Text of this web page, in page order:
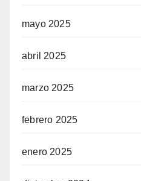
mayo 2025
abril 2025
marzo 2025
febrero 2025
enero 2025